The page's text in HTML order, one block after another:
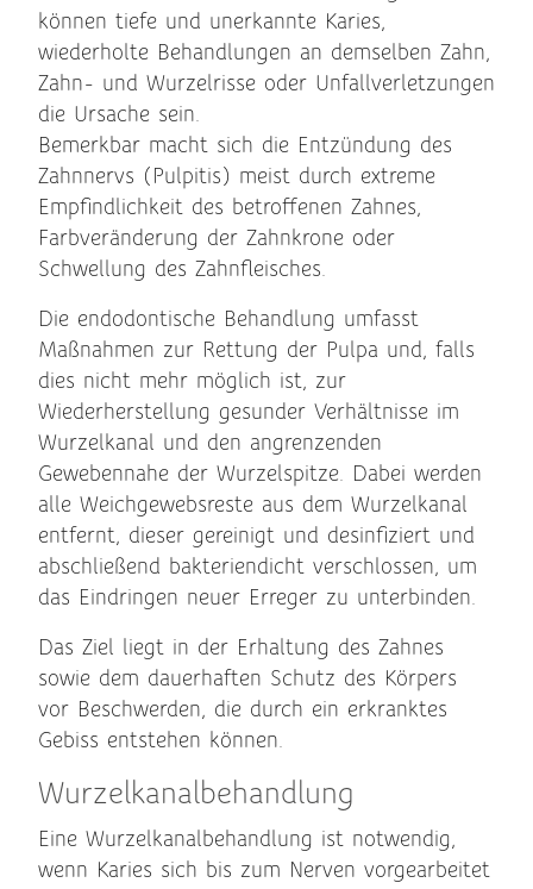
können tiefe und unerkannte Karies,
wiederholte Behandlungen an demselben Zahn,
Zahn- und Wurzelrisse oder Unfallverletzungen
die Ursache sein.
Bemerkbar macht sich die Entzündung des
Zahnnervs (Pulpitis) meist durch extreme
Empfindlichkeit des betroffenen Zahnes,
Farbveränderung der Zahnkrone oder
Schwellung des Zahnfleisches.
Die endodontische Behandlung umfasst
Maßnahmen zur Rettung der Pulpa und, falls
dies nicht mehr möglich ist, zur
Wiederherstellung gesunder Verhältnisse im
Wurzelkanal und den angrenzenden
Gewebennahe der Wurzelspitze. Dabei werden
alle Weichgewebsreste aus dem Wurzelkanal
entfernt, dieser gereinigt und desinfiziert und
abschließend bakteriendicht verschlossen, um
das Eindringen neuer Erreger zu unterbinden.
Das Ziel liegt in der Erhaltung des Zahnes
sowie dem dauerhaften Schutz des Körpers
vor Beschwerden, die durch ein erkranktes
Gebiss entstehen können.
Wurzelkanalbehandlung
Eine Wurzelkanalbehandlung ist notwendig,
wenn Karies sich bis zum Nerven vorgearbeitet